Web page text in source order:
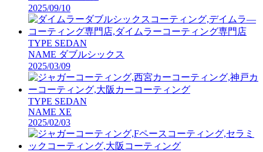
2025/09/10
TYPE SEDAN
NAME ダブルシックス
2025/03/09
TYPE SEDAN
NAME XE
2025/02/03